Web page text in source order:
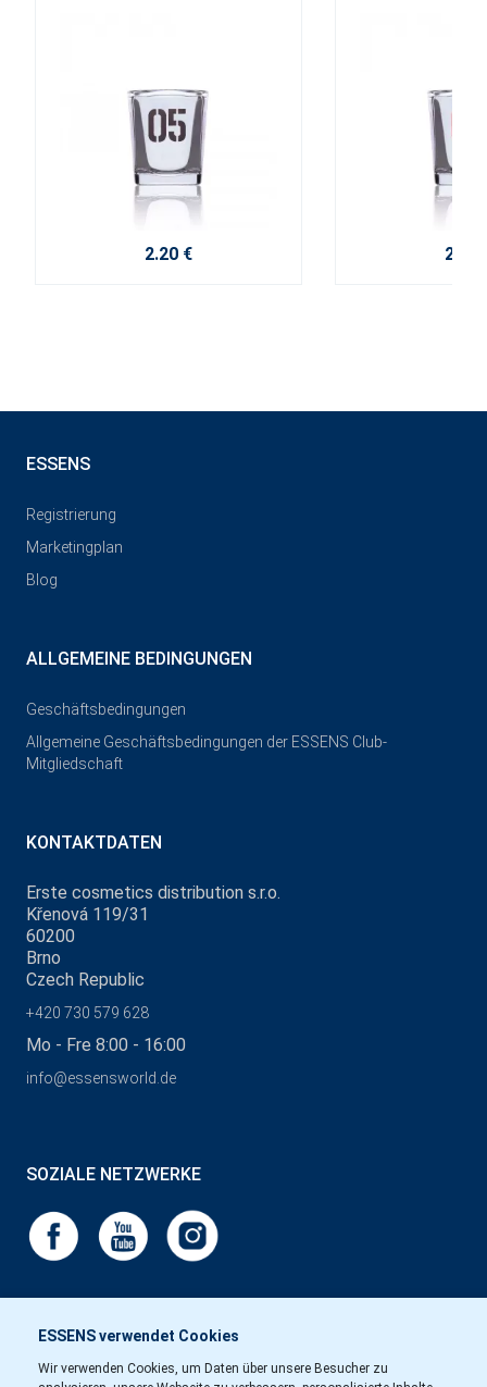
2.20 € 2.20
ESSENS verwendet Cookies
Wir verwenden Cookies, um Daten über unsere Besucher zu
ESSENS
Registrierung
Marketingplan
Blog
ALLGEMEINE BEDINGUNGEN
Geschäftsbedingungen
Allgemeine Geschäftsbedingungen der ESSENS Club-
Mitgliedschaft
KONTAKTDATEN
Erste cosmetics distribution s.r.o.
Křenová 119/31
60200
Brno
Czech Republic
+420 730 579 628
Mo - Fre 8:00 - 16:00
info@essensworld.de
SOZIALE NETZWERKE